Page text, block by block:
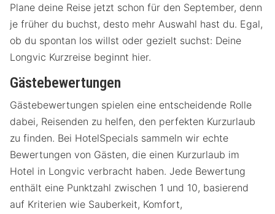
Plane deine Reise jetzt schon für den September, denn
je früher du buchst, desto mehr Auswahl hast du. Egal,
ob du spontan los willst oder gezielt suchst: Deine
Longvic Kurzreise beginnt hier.
Gästebewertungen
Gästebewertungen spielen eine entscheidende Rolle
dabei, Reisenden zu helfen, den perfekten Kurzurlaub
zu finden. Bei HotelSpecials sammeln wir echte
Bewertungen von Gästen, die einen Kurzurlaub im
Hotel in Longvic verbracht haben. Jede Bewertung
enthält eine Punktzahl zwischen 1 und 10, basierend
auf Kriterien wie Sauberkeit, Komfort,